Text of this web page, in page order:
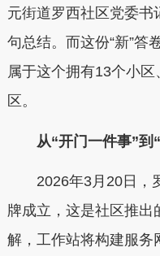
元街道罗西社区党委书
句总结。而这份“新”答
属于这个拥有13个小
区。
从“开门一件事”到
2026年3月20日，
牌成立，这是社区推出
解，工作站将构建服务